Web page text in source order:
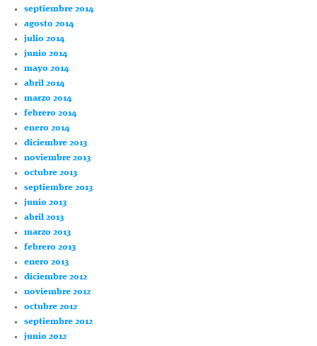
septiembre 2014
agosto 2014
julio 2014
junio 2014
mayo 2014
abril 2014
marzo 2014
febrero 2014
enero 2014
diciembre 2013
noviembre 2013
octubre 2013
septiembre 2013
junio 2013
abril 2013
marzo 2013
febrero 2013
enero 2013
diciembre 2012
noviembre 2012
octubre 2012
septiembre 2012
junio 2012